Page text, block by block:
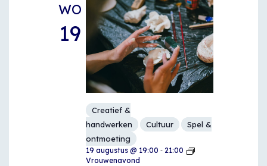
WO
19
Creatief &
handwerken
Cultuur
Spel &
ontmoeting
19 augustus @ 19:00 - 21:00
Vrouwenavond